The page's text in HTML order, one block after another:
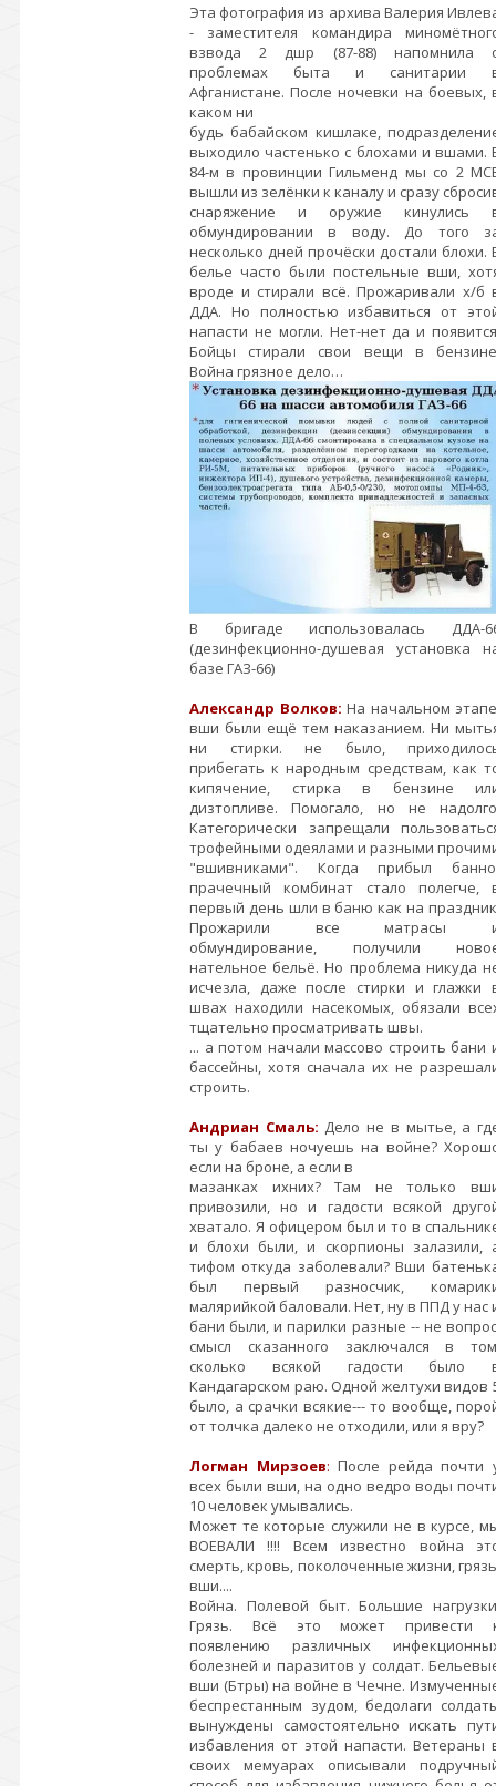
Эта фотография из архива Валерия
- заместителя командира
взвода 2 дшр (87-88) напомнила
проблемах быта и санитарии
Афганистане. После ночевки на боевых,
каком ни
будь бабайском кишлаке,
выходило частенько с блохами и вшами.
84-м в провинции Гильменд мы со 2
вышли из зелёнки к каналу и сразу
снаряжение и оружие кинулись
обмундировании в воду. До того
несколько дней прочёски достали блохи.
белье часто были постельные вши,
вроде и стирали всё. Прожаривали х/б
ДДА. Но полностью избавиться от
напасти не могли. Нет-нет да и
Бойцы стирали свои вещи в
Война грязное дело…
В бригаде использовалась ДДА-
(дезинфекционно-душевая установка
базе ГАЗ-66)
Александр Волков: На начальном
вши были ещё тем наказанием. Ни
ни стирки. не было,
прибегать к народным средствам, как
кипячение, стирка в бензине
дизтопливе. Помогало, но не
Категорически запрещали
трофейными одеялами и разными
"вшивниками". Когда прибыл
прачечный комбинат стало полегче,
первый день шли в баню как на
Прожарили все матрасы
обмундирование, получили
нательное бельё. Но проблема никуда
исчезла, даже после стирки и глажки
швах находили насекомых, обязали
тщательно просматривать швы.
... а потом начали массово строить бани
бассейны, хотя сначала их не
строить.
Андриан Смаль: Дело не в мытье, а
ты у бабаев ночуешь на войне?
если на броне, а если в
мазанках ихних? Там не только
привозили, но и гадости всякой
хватало. Я офицером был и то в
и блохи были, и скорпионы залазили,
тифом откуда заболевали? Вши
был первый разносчик,
малярийкой баловали. Нет, ну в ППД у нас
бани были, и парилки разные -- не
смысл сказанного заключался в
сколько всякой гадости было
Кандагарском раю. Одной желтухи видов
было, а срачки всякие--- то вообще,
от толчка далеко не отходили, или я вру?
Логман Мирзоев: После рейда почти
всех были вши, на одно ведро воды
10 человек умывались.
Может те которые служили не в курсе,
ВОЕВАЛИ !!!! Всем известно война
смерть, кровь, поколоченные жизни,
вши....
Война. Полевой быт. Большие
Грязь. Всё это может привести
появлению различных
болезней и паразитов у солдат.
вши (Бтры) на войне в Чечне.
беспрестанным зудом, бедолаги
вынуждены самостоятельно искать
избавления от этой напасти. Ветераны
своих мемуарах описывали